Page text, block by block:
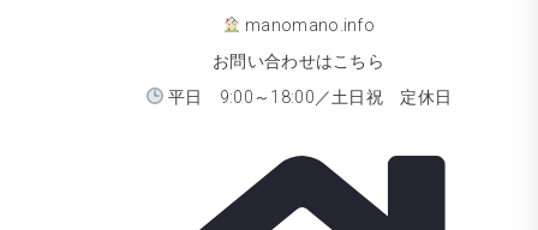
manomano.info
お問い合わせはこちら
平日 9:00～18:00／土日祝 定休日